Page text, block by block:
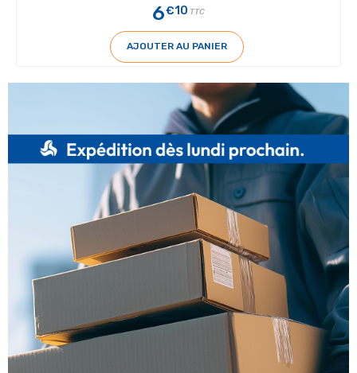
6€10 TTC
AJOUTER AU PANIER